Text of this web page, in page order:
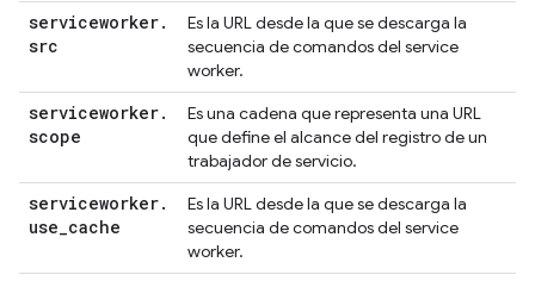
serviceworker.
src
Es la URL desde la que se descarga la
secuencia de comandos del service
worker.
serviceworker.
scope
Es una cadena que representa una URL
que define el alcance del registro de un
trabajador de servicio.
serviceworker.
use_cache
Es la URL desde la que se descarga la
secuencia de comandos del service
worker.